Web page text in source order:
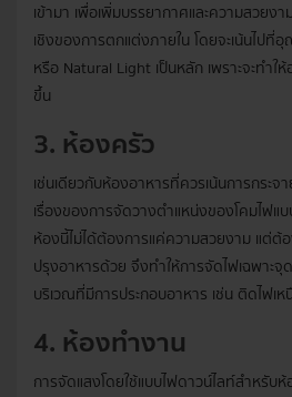
เข้ามา เพื่อเพิ่มบรรยากาศและความสวยง
เชิงของการตกแต่งภายใน โดยจะเน้นไป
หรือ Natural Light เป็นหลัก เพราะจะทำใ
ขึ้น
3. ห้องครัว
เช่นเดียวกับห้องอาหารที่ควรเน้นการกระจ
เรื่องของการจัดวางตำแหน่งของโคมไฟแบ
ห้องนี้ไม่ได้ต้องการแค่ความสวยงาม แต่ต้
ปรุงอาหารด้วย จึงทำให้การจัดไฟเฉพาะ
บริเวณที่มีการประกอบอาหาร เช่น ติดไฟเห
4. ห้องทำงาน
การจัดแสงโดยใช้แบบไฟดาวน์ไลท์สำหรับ